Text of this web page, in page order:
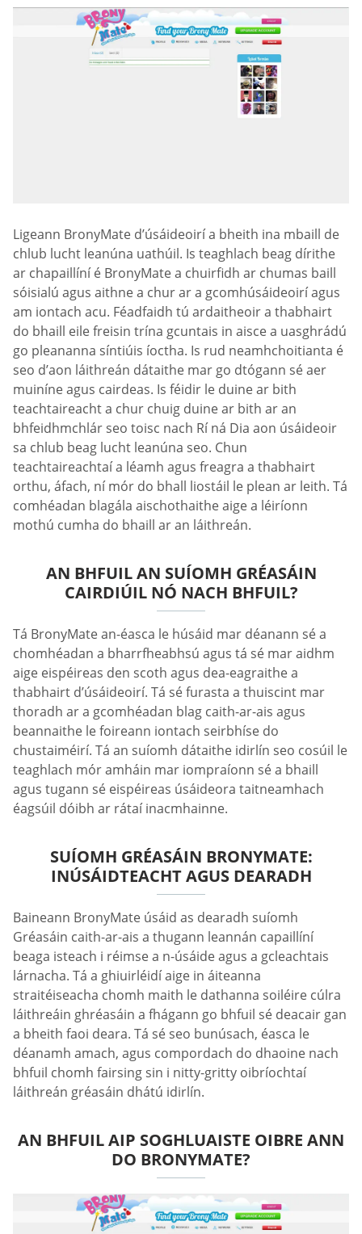
Ligeann BronyMate d’úsáideoirí a bheith ina mbaill de
chlub lucht leanúna uathúil. Is teaghlach beag dírithe
ar chapaillíní é BronyMate a chuirfidh ar chumas baill
sóisialú agus aithne a chur ar a gcomhúsáideoirí agus
am iontach acu. Féadfaidh tú ardaitheoir a thabhairt
do bhaill eile freisin trína gcuntais in aisce a uasghrádú
go pleananna síntiúis íoctha. Is rud neamhchoitianta é
seo d’aon láithreán dátaithe mar go dtógann sé aer
muiníne agus cairdeas. Is féidir le duine ar bith
teachtaireacht a chur chuig duine ar bith ar an
bhfeidhmchlár seo toisc nach Rí ná Dia aon úsáideoir
sa chlub beag lucht leanúna seo. Chun
teachtaireachtaí a léamh agus freagra a thabhairt
orthu, áfach, ní mór do bhall liostáil le plean ar leith. Tá
comhéadan blagála aischothaithe aige a léiríonn
mothú cumha do bhaill ar an láithreán.
AN BHFUIL AN SUÍOMH GRÉASÁIN
CAIRDIÚIL NÓ NACH BHFUIL?
Tá BronyMate an-éasca le húsáid mar déanann sé a
chomhéadan a bharrfheabhsú agus tá sé mar aidhm
aige eispéireas den scoth agus dea-eagraithe a
thabhairt d’úsáideoirí. Tá sé furasta a thuiscint mar
thoradh ar a gcomhéadan blag caith-ar-ais agus
beannaithe le foireann iontach seirbhíse do
chustaiméirí. Tá an suíomh dátaithe idirlín seo cosúil le
teaghlach mór amháin mar iompraíonn sé a bhaill
agus tugann sé eispéireas úsáideora taitneamhach
éagsúil dóibh ar rátaí inacmhainne.
SUÍOMH GRÉASÁIN BRONYMATE:
INÚSÁIDTEACHT AGUS DEARADH
Baineann BronyMate úsáid as dearadh suíomh
Gréasáin caith-ar-ais a thugann leannán capaillíní
beaga isteach i réimse a n-úsáide agus a gcleachtais
lárnacha. Tá a ghiuirléidí aige in áiteanna
straitéiseacha chomh maith le dathanna soiléire cúlra
láithreáin ghréasáin a fhágann go bhfuil sé deacair gan
a bheith faoi deara. Tá sé seo bunúsach, éasca le
déanamh amach, agus compordach do dhaoine nach
bhfuil chomh fairsing sin i nitty-gritty oibríochtaí
láithreán gréasáin dhátú idirlín.
AN BHFUIL AIP SOGHLUAISTE OIBRE ANN
DO BRONYMATE?